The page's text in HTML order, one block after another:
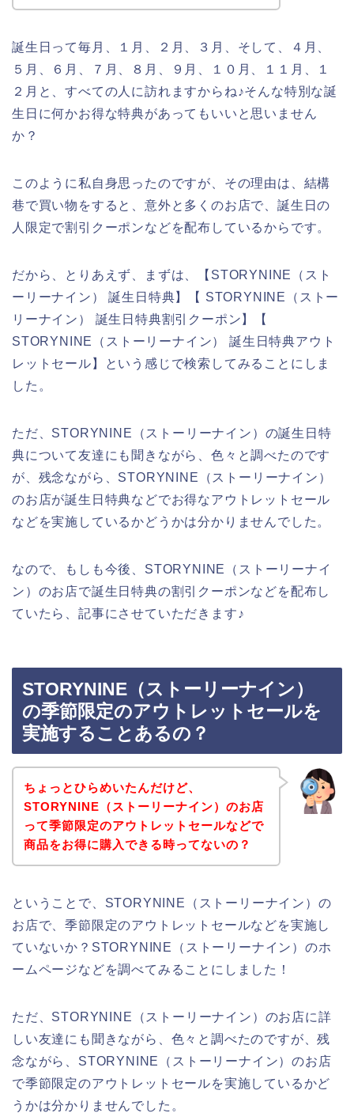
誕生日って毎月、１月、２月、３月、そして、４月、
５月、６月、７月、８月、９月、１０月、１１月、１
２月と、すべての人に訪れますからね♪そんな特別な誕
生日に何かお得な特典があってもいいと思いません
か？
このように私自身思ったのですが、その理由は、結構
巷で買い物をすると、意外と多くのお店で、誕生日の
人限定で割引クーポンなどを配布しているからです。
だから、とりあえず、まずは、【STORYNINE（スト
ーリーナイン） 誕生日特典】【 STORYNINE（ストー
リーナイン） 誕生日特典割引クーポン】【
STORYNINE（ストーリーナイン） 誕生日特典アウト
レットセール】という感じで検索してみることにしま
した。
ただ、STORYNINE（ストーリーナイン）の誕生日特
典について友達にも聞きながら、色々と調べたのです
が、残念ながら、STORYNINE（ストーリーナイン）
のお店が誕生日特典などでお得なアウトレットセール
などを実施しているかどうかは分かりませんでした。
なので、もしも今後、STORYNINE（ストーリーナイ
ン）のお店で誕生日特典の割引クーポンなどを配布し
ていたら、記事にさせていただきます♪
STORYNINE（ストーリーナイン）
の季節限定のアウトレットセールを
実施することあるの？
ちょっとひらめいたんだけど、
STORYNINE（ストーリーナイン）のお店
って季節限定のアウトレットセールなどで
商品をお得に購入できる時ってないの？
ということで、STORYNINE（ストーリーナイン）の
お店で、季節限定のアウトレットセールなどを実施し
ていないか？STORYNINE（ストーリーナイン）のホ
ームページなどを調べてみることにしました！
ただ、STORYNINE（ストーリーナイン）のお店に詳
しい友達にも聞きながら、色々と調べたのですが、残
念ながら、STORYNINE（ストーリーナイン）のお店
で季節限定のアウトレットセールを実施しているかど
うかは分かりませんでした。